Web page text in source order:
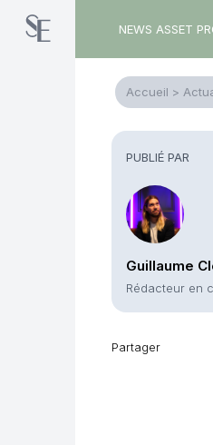
NEWS ASSET
Accueil >
PUBLIÉ PAR
Guillaume
Rédacteur en
Partager